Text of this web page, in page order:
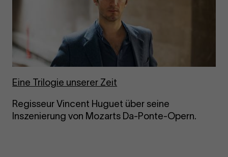
Eine Tri­lo­gie un­se­rer Zeit
Regisseur Vincent Huguet über seine
Inszenierung von Mozarts Da-Ponte-Opern.